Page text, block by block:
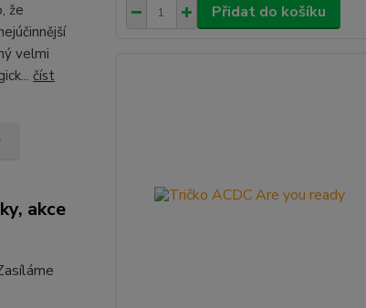
že
velmi
číst
akce
Přidat do košíku